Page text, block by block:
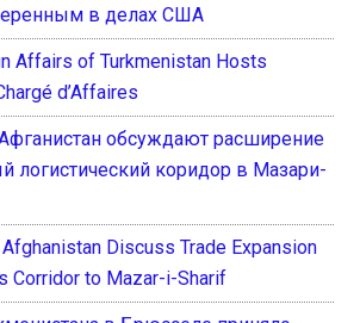
в делах США
Affairs of Turkmenistan Hosts
d’Affaires
обсуждают расширение
логистический коридор в Мазари-
Discuss Trade Expansion
Corridor to Mazar-i-Sharif